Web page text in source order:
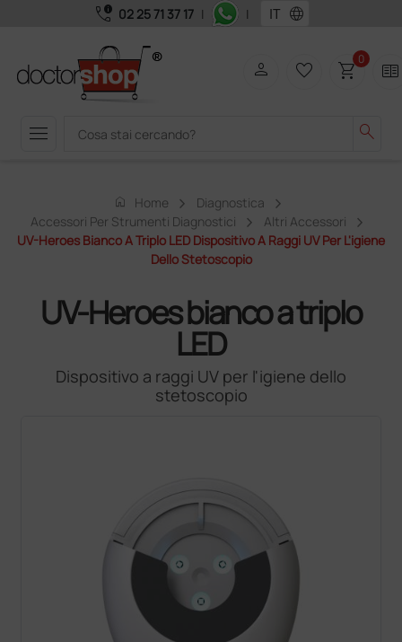
call_quality 02 25 71 37 17 | | language
menu search
person favorite_border shopping_cart0 two_pager
home Home
Diagnostica
Accessori Per Strumenti Diagnostici
Altri Accessori
UV-Heroes Bianco A Triplo LED Dispositivo A Raggi UV Per L'igiene
Dello Stetoscopio
UV-Heroes bianco a triplo
LED
Dispositivo a raggi UV per l'igiene dello
stetoscopio